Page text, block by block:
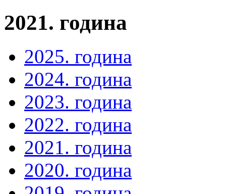
2021. година
2025. година
2024. година
2023. година
2022. година
2021. година
2020. година